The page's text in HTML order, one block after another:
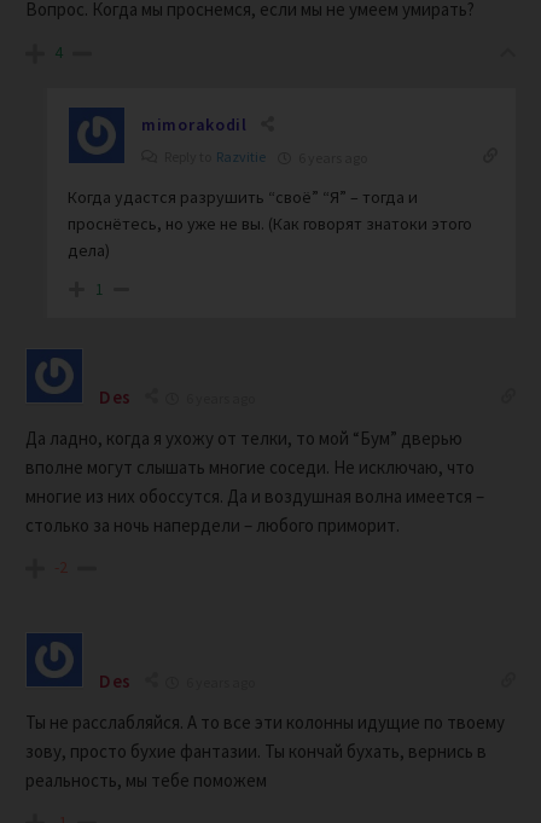
Вопрос. Когда мы проснемся, если мы не умеем умирать?
4
mimorakodil
Razvitie
Когда удастся разрушить “своё” “Я” – тогда и
проснётесь, но уже не вы. (Как говорят знатоки этого
дела)
1
Des
Да ладно, когда я ухожу от телки, то мой “Бум” дверью
вполне могут слышать многие соседи. Не исключаю, что
многие из них обоссутся. Да и воздушная волна имеется –
столько за ночь напердели – любого приморит.
-2
Des
Ты не расслабляйся. А то все эти колонны идущие по твоему
зову, просто бухие фантазии. Ты кончай бухать, вернись в
реальность, мы тебе поможем